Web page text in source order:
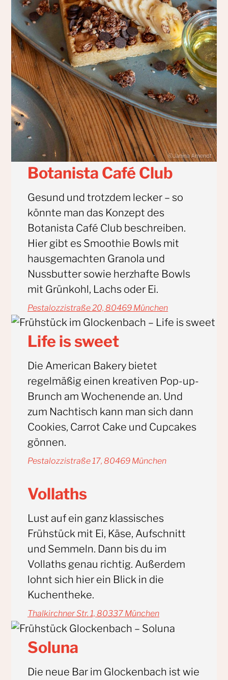
Botanista Café Club
Gesund und trotzdem lecker – so
könnte man das Konzept des
Botanista Café Club beschreiben.
Hier gibt es Smoothie Bowls mit
hausgemachten Granola und
Nussbutter sowie herzhafte Bowls
mit Grünkohl, Lachs oder Ei.
Pestalozzistraße 20, 80469 München
Life is sweet
Die American Bakery bietet
regelmäßig einen kreativen Pop-up-
Brunch am Wochenende an. Und
zum Nachtisch kann man sich dann
Cookies, Carrot Cake und Cupcakes
gönnen.
Pestalozzistraße 17, 80469 München
Vollaths
Lust auf ein ganz klassisches
Frühstück mit Ei, Käse, Aufschnitt
und Semmeln. Dann bis du im
Vollaths genau richtig. Außerdem
lohnt sich hier ein Blick in die
Kuchentheke.
Thalkirchner Str. 1, 80337 München
Soluna
Die neue Bar im Glockenbach ist wie